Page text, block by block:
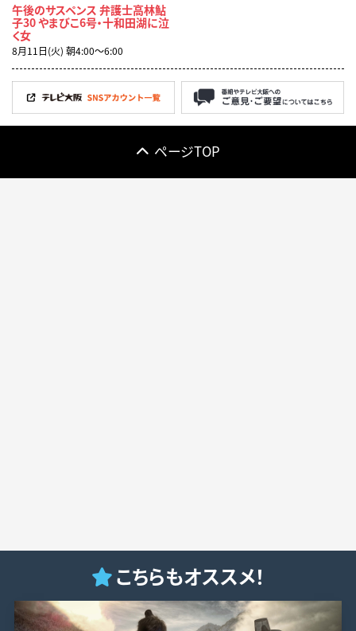
午後のサスペンス 弁護士高林鮎
子30 やまびこ6号・十和田湖に泣
く女
8月11日(火) 朝4:00〜6:00
ページTOP
こちらもオススメ！